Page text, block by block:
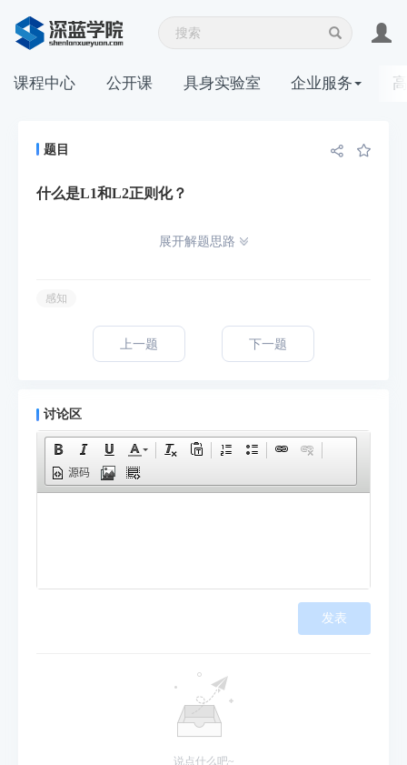
课程中心 公开课 具身实验室 企业服务
题目
什么是L1和L2正则化？
展开解题思路
感知
上一题 下一题
讨论区
源码
发表
说点什么吧~